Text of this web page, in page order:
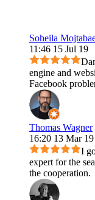
Soheila
11:46 15 Jul 19
engine and
Facebook
Thomas Wagner
16:20 13 Mar 19
I
expert for the
the cooperation.